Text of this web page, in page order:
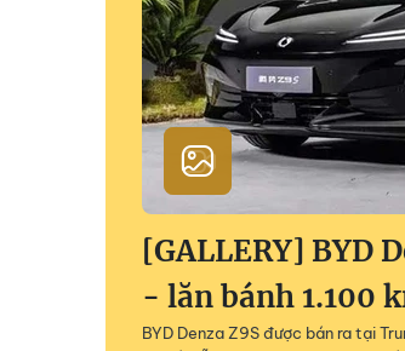
[GALLERY] BYD
- lăn bánh 1.100
BYD Denza Z9S được bán ra tại